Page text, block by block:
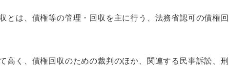
とは、債権等の管理・回収を主に行う、法務省認可の債権回
高く、債権回収のための裁判のほか、関連する民事訴訟、刑